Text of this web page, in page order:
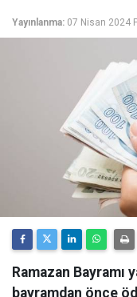
Yayınlanma: 07 Nisan 2024
Ramazan Bayramı
bayramdan önce